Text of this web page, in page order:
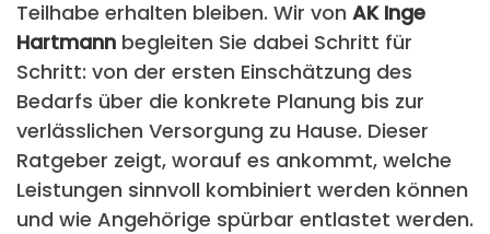
Teilhabe erhalten bleiben. Wir von AK Inge
Hartmann begleiten Sie dabei Schritt für
Schritt: von der ersten Einschätzung des
Bedarfs über die konkrete Planung bis zur
verlässlichen Versorgung zu Hause. Dieser
Ratgeber zeigt, worauf es ankommt, welche
Leistungen sinnvoll kombiniert werden können
und wie Angehörige spürbar entlastet werden.